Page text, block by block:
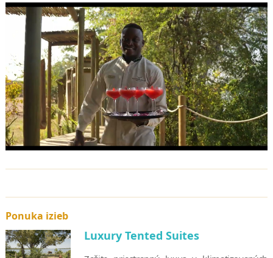
originálnymi suvenírmi
Pec na drevo na prípravu gurmánskej pizze a čerstvého pečiva
Exkluzívny bar s trstinovou strechou a panoramatickým
výhľadom na rieku
Wellness centrum Toa Spa v spolupráci s Africology
Ponuka izieb
Luxury Tented Suites